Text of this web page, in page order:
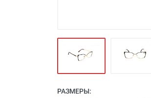
РАЗМЕРЫ: